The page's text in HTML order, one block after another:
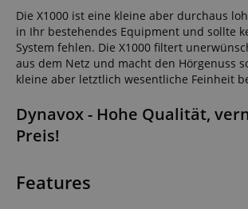
Die X1000 ist eine kleine aber durchaus
in Ihr bestehendes Equipment und sollte
System fehlen. Die X1000 filtert
aus dem Netz und macht den Hörgenuss
kleine aber letztlich wesentliche Feinheit
Dynavox - Hohe Qualität,
Preis!
Features